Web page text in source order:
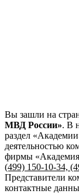
Вы зашли на
МВД России». В
раздел
деятельностью
фирмы
(499) 150-10-34,
Представители
контактные